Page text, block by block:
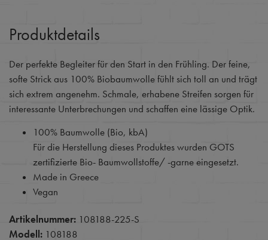
Produktdetails
Der perfekte Begleiter für den Start in den Frühling. Der feine,
softe Strick aus 100% Biobaumwolle fühlt sich toll an und trägt
sich extrem angenehm. Schmale, erhabene Streifen sorgen für
interessante Unterbrechungen und schaffen eine lässige Optik.
100% Baumwolle (Bio, kbA)
Für die Herstellung dieses Produktes wurden GOTS
zertifizierte Bio- Baumwollstoffe/ -garne eingesetzt.
Made in Greece
Vegan
Artikelnummer: 108188-225-S
Modell: 108188